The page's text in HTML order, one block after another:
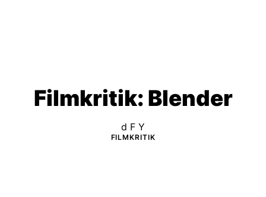
Filmkritik: Blender
d F Y
FILMKRITIK